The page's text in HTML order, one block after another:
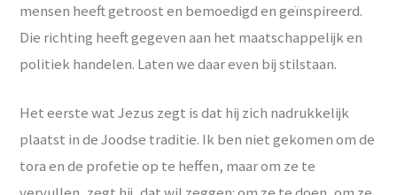
mensen heeft getroost en bemoedigd en geïnspireerd.
Die richting heeft gegeven aan het maatschappelijk en
politiek handelen. Laten we daar even bij stilstaan.
Het eerste wat Jezus zegt is dat hij zich nadrukkelijk
plaatst in de Joodse traditie. Ik ben niet gekomen om de
tora en de profetie op te heffen, maar om ze te